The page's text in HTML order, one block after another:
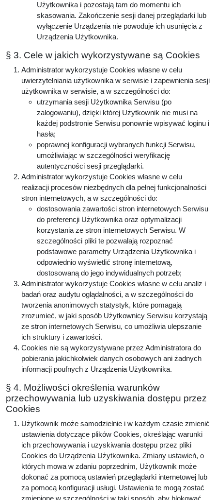
Użytkownika i pozostają tam do momentu ich
skasowania. Zakończenie sesji danej przeglądarki lub
wyłączenie Urządzenia nie powoduje ich usunięcia z
Urządzenia Użytkownika.
§ 3. Cele w jakich wykorzystywane są Cookies
Administrator wykorzystuje Cookies własne w celu
uwierzytelniania użytkownika w serwisie i zapewnienia sesji
użytkownika w serwisie, a w szczególności do:
utrzymania sesji Użytkownika Serwisu (po
zalogowaniu), dzięki której Użytkownik nie musi na
każdej podstronie Serwisu ponownie wpisywać loginu i
hasła;
poprawnej konfiguracji wybranych funkcji Serwisu,
umożliwiając w szczególności weryfikację
autentyczności sesji przeglądarki.
Administrator wykorzystuje Cookies własne w celu
realizacji procesów niezbędnych dla pełnej funkcjonalności
stron internetowych, a w szczególności do:
dostosowania zawartości stron internetowych Serwisu
do preferencji Użytkownika oraz optymalizacji
korzystania ze stron internetowych Serwisu. W
szczególności pliki te pozwalają rozpoznać
podstawowe parametry Urządzenia Użytkownika i
odpowiednio wyświetlić stronę internetową,
dostosowaną do jego indywidualnych potrzeb;
Administrator wykorzystuje Cookies własne w celu analiz i
badań oraz audytu oglądalności, a w szczególności do
tworzenia anonimowych statystyk, które pomagają
zrozumieć, w jaki sposób Użytkownicy Serwisu korzystają
ze stron internetowych Serwisu, co umożliwia ulepszanie
ich struktury i zawartości.
Cookies nie są wykorzystywane przez Administratora do
pobierania jakichkolwiek danych osobowych ani żadnych
informacji poufnych z Urządzenia Użytkownika.
§ 4. Możliwości określenia warunków
przechowywania lub uzyskiwania dostępu przez
Cookies
Użytkownik może samodzielnie i w każdym czasie zmienić
ustawienia dotyczące plików Cookies, określając warunki
ich przechowywania i uzyskiwania dostępu przez pliki
Cookies do Urządzenia Użytkownika. Zmiany ustawień, o
których mowa w zdaniu poprzednim, Użytkownik może
dokonać za pomocą ustawień przeglądarki internetowej lub
za pomocą konfiguracji usługi. Ustawienia te mogą zostać
zmienione w szczególności w taki sposób, aby blokować